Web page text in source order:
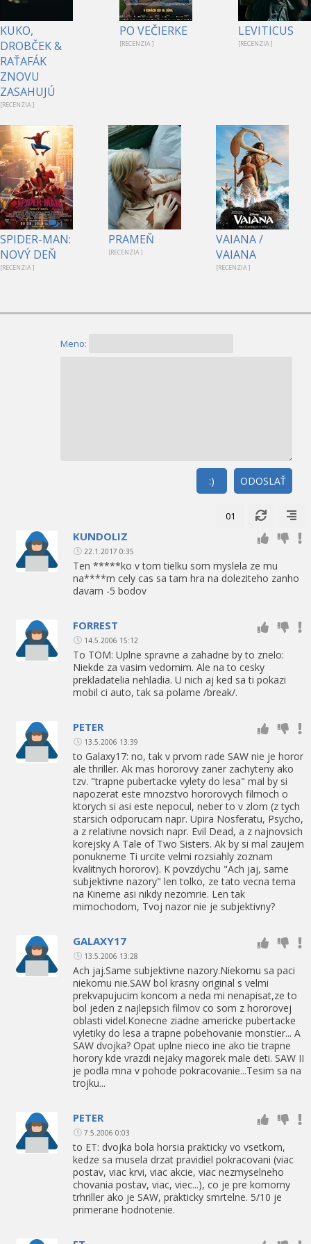
KUKO,
DROBČEK &
RAŤAFÁK
ZNOVU
ZASAHUJÚ
[RECENZIA ]
PO VEČIERKE
[RECENZIA ]
LEVITICUS
[RECENZIA ]
1
SPIDER-MAN:
NOVÝ DEŇ
[RECENZIA ]
PRAMEŇ
[RECENZIA ]
VAIANA /
VAIANA
[RECENZIA ]
Meno:
ODOSLAŤ
:)
01
KUNDOLIZ
22.1.2017 0:35
Ten *****ko v tom tielku som myslela ze mu
na****m cely cas sa tam hra na doleziteho zanho
davam -5 bodov
FORREST
14.5.2006 15:12
To TOM: Uplne spravne a zahadne by to znelo:
Niekde za vasim vedomim. Ale na to cesky
prekladatelia nehladia. U nich aj ked sa ti pokazi
mobil ci auto, tak sa polame /break/.
PETER
13.5.2006 13:39
to Galaxy17: no, tak v prvom rade SAW nie je horor
ale thriller. Ak mas hororovy zaner zachyteny ako
tzv. "trapne pubertacke vylety do lesa" mal by si
napozerat este mnozstvo hororovych filmoch o
ktorych si asi este nepocul, neber to v zlom (z tych
starsich odporucam napr. Upira Nosferatu, Psycho,
a z relativne novsich napr. Evil Dead, a z najnovsich
korejsky A Tale of Two Sisters. Ak by si mal zaujem
ponukneme Ti urcite velmi rozsiahly zoznam
kvalitnych hororov). K povzdychu "Ach jaj, same
subjektivne nazory" len tolko, ze tato vecna tema
na Kineme asi nikdy nezomrie. Len tak
mimochodom, Tvoj nazor nie je subjektivny?
GALAXY17
13.5.2006 13:28
Ach jaj.Same subjektivne nazory.Niekomu sa paci
niekomu nie.SAW bol krasny original s velmi
prekvapujucim koncom a neda mi nenapisat,ze to
bol jeden z najlepsich filmov co som z hororovej
oblasti videl.Konecne ziadne americke pubertacke
vyletiky do lesa a trapne pobehovanie monstier... A
SAW dvojka? Opat uplne nieco ine ako tie trapne
horory kde vrazdi nejaky magorek male deti. SAW II
je podla mna v pohode pokracovanie...Tesim sa na
trojku...
PETER
7.5.2006 0:03
to ET: dvojka bola horsia prakticky vo vsetkom,
kedze sa musela drzat pravidiel pokracovani (viac
postav, viac krvi, viac akcie, viac nezmyselneho
chovania postav, viac, viec...), co je pre komorny
trhriller ako je SAW, prakticky smrtelne. 5/10 je
primerane hodnotenie.